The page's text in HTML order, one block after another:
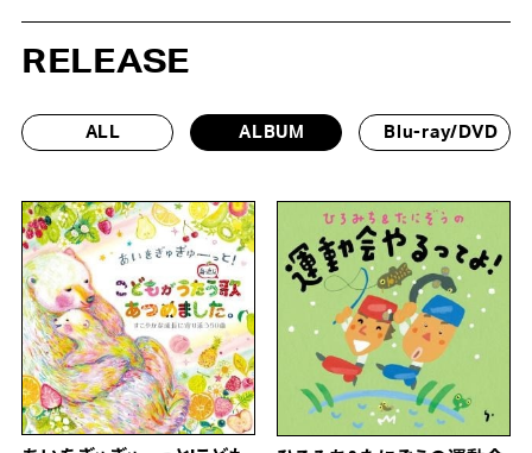
RELEASE
ALL ALBUM Blu-ray/DVD